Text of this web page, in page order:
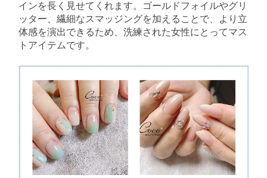
インを長く見せてくれます。ゴールドフォイルやグリ
ッター、繊細なスマッジングを加えることで、より立
体感を演出できるため、洗練された女性にとってマス
トアイテムです。